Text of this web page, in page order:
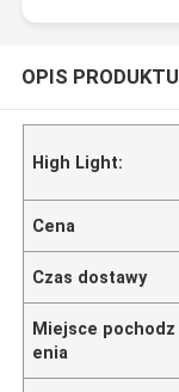
OPIS PRODUKTU
High Light:
Cena
Czas dostawy
Miejsce pochodz
enia